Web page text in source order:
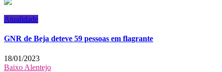
Atualidade
GNR de Beja deteve 59 pessoas em flagrante
18/01/2023
Baixo Alentejo